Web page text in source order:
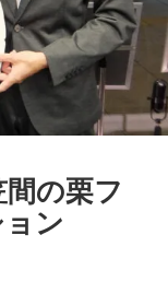
の栗フ
ン